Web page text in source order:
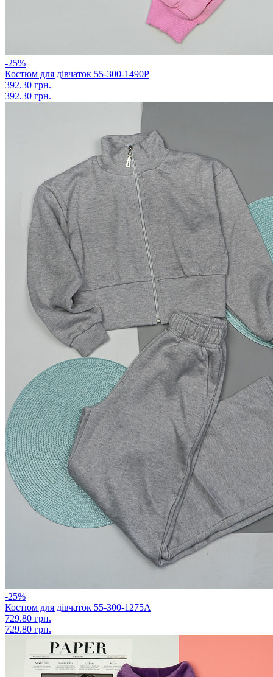
-25%
Костюм для дівчаток 55-300-1490Р
392.30 грн.
392.30 грн.
-25%
Костюм для дівчаток 55-300-1275А
729.80 грн.
729.80 грн.